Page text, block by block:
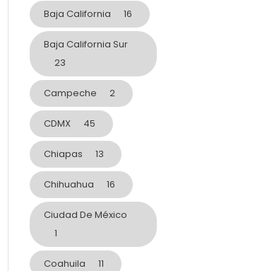
Baja California 16
Baja California Sur
23
Campeche 2
CDMX 45
Chiapas 13
Chihuahua 16
Ciudad De México
1
Coahuila 11